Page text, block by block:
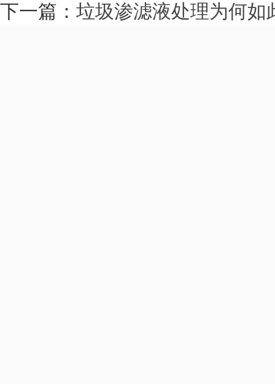
下一篇： 垃圾渗滤液处理为何如